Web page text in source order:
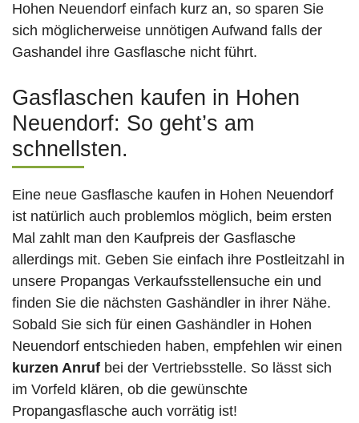
Hohen Neuendorf einfach kurz an, so sparen Sie
sich möglicherweise unnötigen Aufwand falls der
Gashandel ihre Gasflasche nicht führt.
Gasflaschen kaufen in Hohen
Neuendorf: So geht’s am
schnellsten.
Eine neue Gasflasche kaufen in Hohen Neuendorf
ist natürlich auch problemlos möglich, beim ersten
Mal zahlt man den Kaufpreis der Gasflasche
allerdings mit. Geben Sie einfach ihre Postleitzahl in
unsere Propangas Verkaufsstellensuche ein und
finden Sie die nächsten Gashändler in ihrer Nähe.
Sobald Sie sich für einen Gashändler in Hohen
Neuendorf entschieden haben, empfehlen wir einen
kurzen Anruf bei der Vertriebsstelle. So lässt sich
im Vorfeld klären, ob die gewünschte
Propangasflasche auch vorrätig ist!